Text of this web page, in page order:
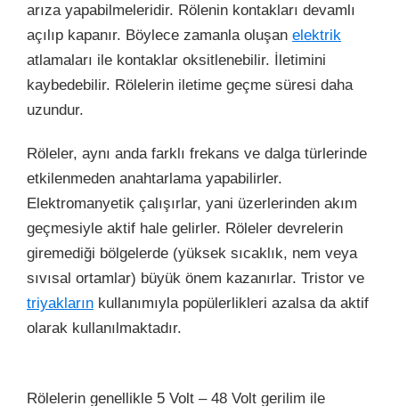
arıza yapabilmeleridir. Rölenin kontakları devamlı
açılıp kapanır. Böylece zamanla oluşan elektrik
atlamaları ile kontaklar oksitlenebilir. İletimini
kaybedebilir. Rölelerin iletime geçme süresi daha
uzundur.
Röleler, aynı anda farklı frekans ve dalga türlerinde
etkilenmeden anahtarlama yapabilirler.
Elektromanyetik çalışırlar, yani üzerlerinden akım
geçmesiyle aktif hale gelirler. Röleler devrelerin
giremediği bölgelerde (yüksek sıcaklık, nem veya
sıvısal ortamlar) büyük önem kazanırlar. Tristor ve
triyakların kullanımıyla popülerlikleri azalsa da aktif
olarak kullanılmaktadır.
Rölelerin genellikle 5 Volt – 48 Volt gerilim ile